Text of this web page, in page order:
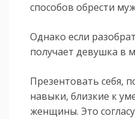
способов обрести
Однако если
получает девушка в
Презентовать себя,
навыки, близкие к
женщины. Это